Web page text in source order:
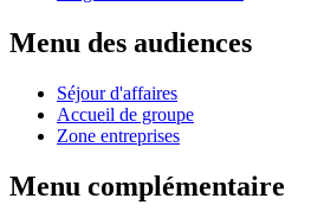
Menu des audiences
Séjour d'affaires
Accueil de groupe
Zone entreprises
Menu complémentaire